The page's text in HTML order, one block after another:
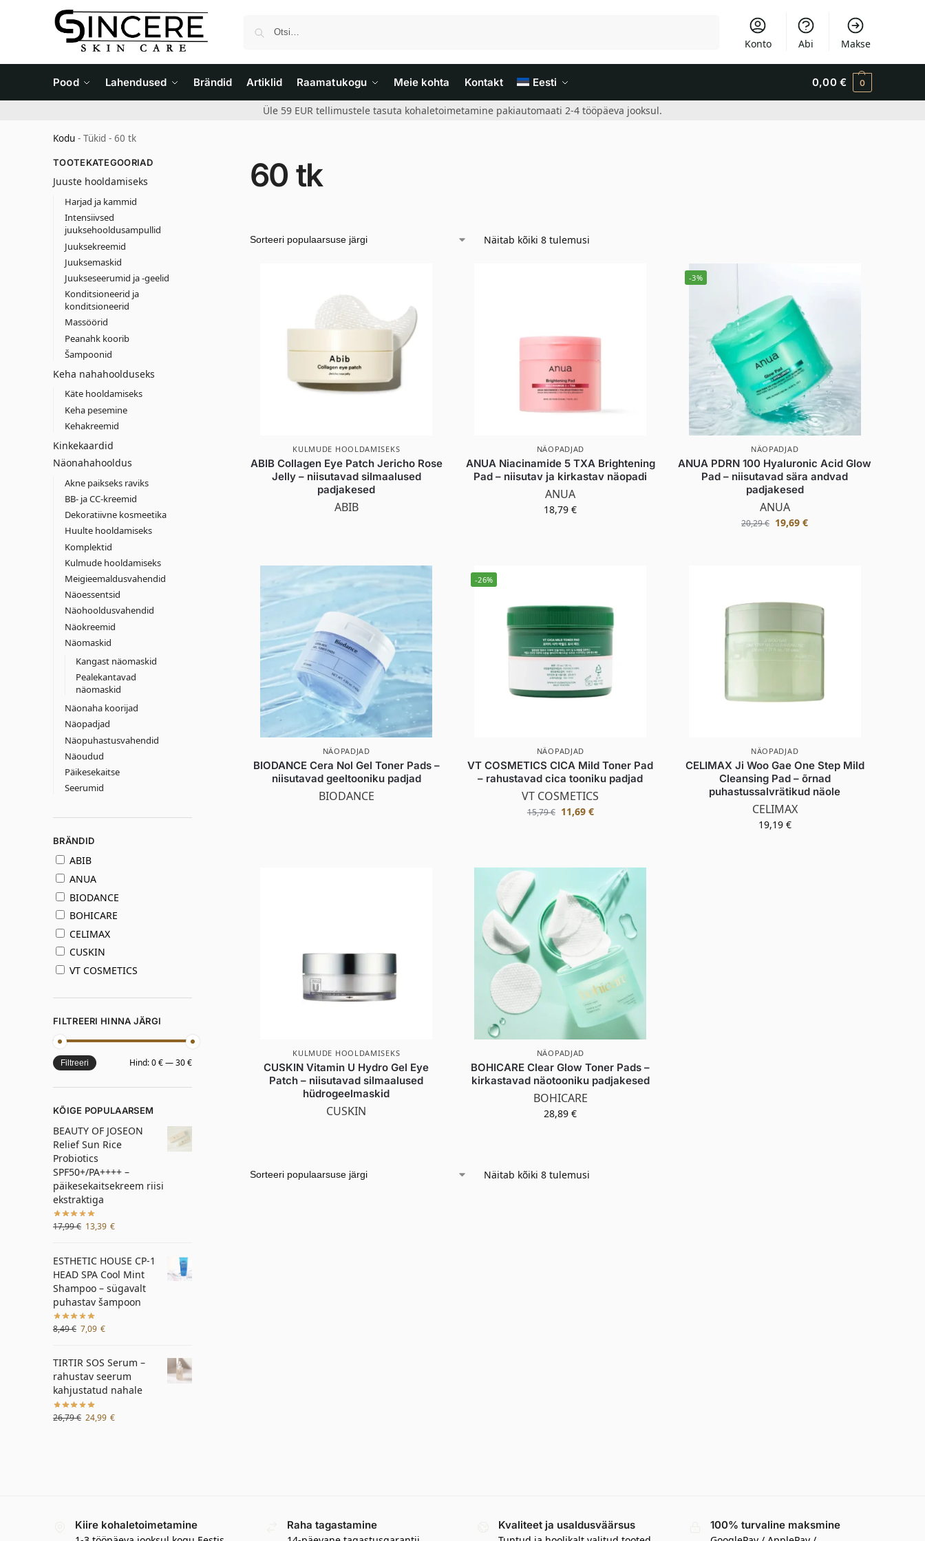
Konto Abi Makse
Pood Lahendused Brändid Artiklid Raamatukogu Meie kohta Kontakt Eesti 0,00 € 0
Üle 59 EUR tellimustele tasuta kohaletoimetamine pakiautomaati 2-4 tööpäeva jooksul.
Kodu - Tükid - 60 tk
60 tk
Näitab kõiki 8 tulemusi
KULMUDE HOOLDAMISEKS
ABIB Collagen Eye Patch Jericho Rose
Jelly – niisutavad silmaalused
padjakesed
ABIB
NÄOPADJAD
ANUA Niacinamide 5 TXA Brightening
Pad – niisutav ja kirkastav näopadi
ANUA
18,79€
-3%
NÄOPADJAD
ANUA PDRN 100 Hyaluronic Acid Glow
Pad – niisutavad sära andvad
padjakesed
ANUA
20,29€ 19,69€
NÄOPADJAD
BIODANCE Cera Nol Gel Toner Pads –
niisutavad geeltooniku padjad
BIODANCE
-26%
NÄOPADJAD
VT COSMETICS CICA Mild Toner Pad
– rahustavad cica tooniku padjad
VT COSMETICS
15,79€ 11,69 €
NÄOPADJAD
CELIMAX Ji Woo Gae One Step Mild
Cleansing Pad – õrnad
puhastussalvrätikud näole
CELIMAX
19,19 €
KULMUDE HOOLDAMISEKS
CUSKIN Vitamin U Hydro Gel Eye
Patch – niisutavad silmaalused
hüdrogeelmaskid
CUSKIN
NÄOPADJAD
BOHICARE Clear Glow Toner Pads –
kirkastavad näotooniku padjakesed
BOHICARE
28,89€
Näitab kõiki 8 tulemusi
TOOTEKATEGOORIAD
Juuste hooldamiseks
Harjad ja kammid
Intensiivsed
juuksehooldusampullid
Juuksekreemid
Juuksemaskid
Juukseseerumid ja -geelid
Konditsioneerid ja
konditsioneerid
Massöörid
Peanahk koorib
Šampoonid
Keha nahahoolduseks
Käte hooldamiseks
Keha pesemine
Kehakreemid
Kinkekaardid
Näonahahooldus
Akne paikseks raviks
BB- ja CC-kreemid
Dekoratiivne kosmeetika
Huulte hooldamiseks
Komplektid
Kulmude hooldamiseks
Meigieemaldusvahendid
Näoessentsid
Näohooldusvahendid
Näokreemid
Näomaskid
Kangast näomaskid
Pealekantavad
näomaskid
Näonaha koorijad
Näopadjad
Näopuhastusvahendid
Näoudud
Päikesekaitse
Seerumid
BRÄNDID
ABIB
ANUA
BIODANCE
BOHICARE
CELIMAX
CUSKIN
VT COSMETICS
FILTREERI HINNA JÄRGI
Filtreeri Hind:0 €—30 €
KÕIGE POPULAARSEM
BEAUTY OF JOSEON
Relief Sun Rice
Probiotics
SPF50+/PA++++ –
päikesekaitsekreem riisi
ekstraktiga
17,99€ 13,39 €
ESTHETIC HOUSE CP-1
HEAD SPA Cool Mint
Shampoo – sügavalt
puhastav šampoon
8,49€ 7,09 €
TIRTIR SOS Serum –
rahustav seerum
kahjustatud nahale
26,79€ 24,99 €
Kiire kohaletoimetamine
Raha tagastamine
Kvaliteet ja usaldusväärsus
100% turvaline maksmine